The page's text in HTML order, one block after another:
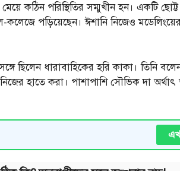
কঠিন পরিস্থিতির সম্মুখীন হন। একটি
পড়িয়েছেন। ঈশানি নিজেও
ছিলেন ধারাবাহিকের হরি কাকা। তিনি
হাতে করা। পাশাপাশি সৌভিক দা